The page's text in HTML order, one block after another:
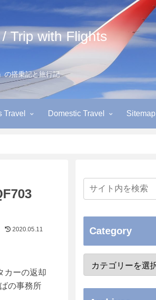
Trip with Flights
の搭乗記と旅行記
Travel Domestic Travel Sitemap
2020.05.11
カーの返却
の事務所
Category